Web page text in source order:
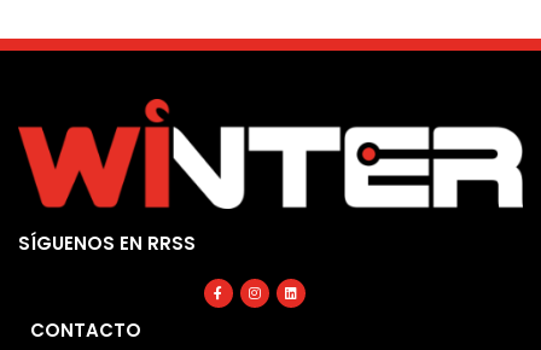
SÍGUENOS EN RRSS
Facebook-
f
Instagram
Linkedin
CONTACTO